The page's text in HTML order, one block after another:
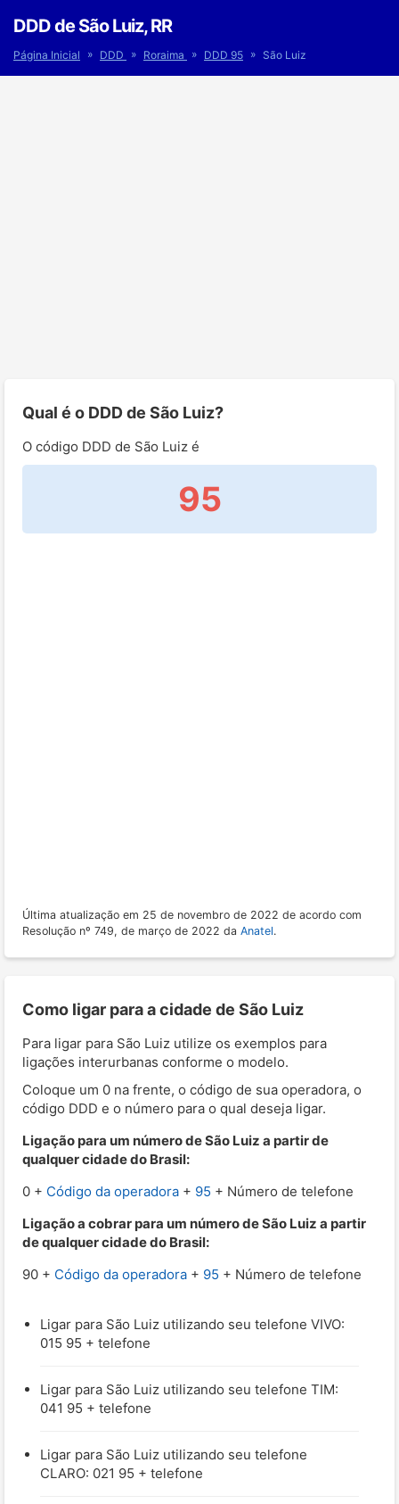
DDD de São Luiz, RR
Página Inicial » DDD » Roraima » DDD 95 » São Luiz
Qual é o DDD de São Luiz?
O código DDD de São Luiz é
95
Última atualização em 25 de novembro de 2022 de acordo com
Resolução nº 749, de março de 2022 da Anatel.
Como ligar para a cidade de São Luiz
Para ligar para São Luiz utilize os exemplos para
ligações interurbanas conforme o modelo.
Coloque um 0 na frente, o código de sua operadora, o
código DDD e o número para o qual deseja ligar.
Ligação para um número de São Luiz a partir de
qualquer cidade do Brasil:
0 + Código da operadora + 95 + Número de telefone
Ligação a cobrar para um número de São Luiz a partir
de qualquer cidade do Brasil:
90 + Código da operadora + 95 + Número de telefone
Ligar para São Luiz utilizando seu telefone VIVO:
015 95 + telefone
Ligar para São Luiz utilizando seu telefone TIM:
041 95 + telefone
Ligar para São Luiz utilizando seu telefone
CLARO: 021 95 + telefone